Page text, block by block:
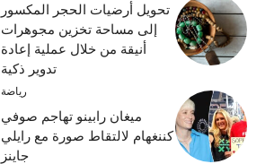
تحويل أرضيات الحجر المكسور
إلى مساحة تخزين مجوهرات
أنيقة من خلال عملية إعادة
تدوير ذكية
رياضة
ميغان رابينو تهاجم صوفي
كننغهام لالتقاط صورة مع رايلي
جاينز